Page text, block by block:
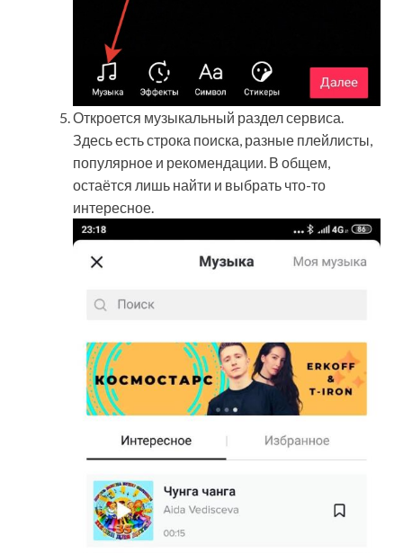
Откроется музыкальный раздел сервиса.
Здесь есть строка поиска, разные плейлисты,
популярное и рекомендации. В общем,
остаётся лишь найти и выбрать что-то
интересное.